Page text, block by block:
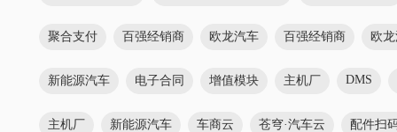
聚合支付 百强经销商 欧龙汽车 百强经销商 欧
新能源汽车 电子合同 增值模块 主机厂 DMS
主机厂 新能源汽车 车商云 苍穹·汽车云 配件扫